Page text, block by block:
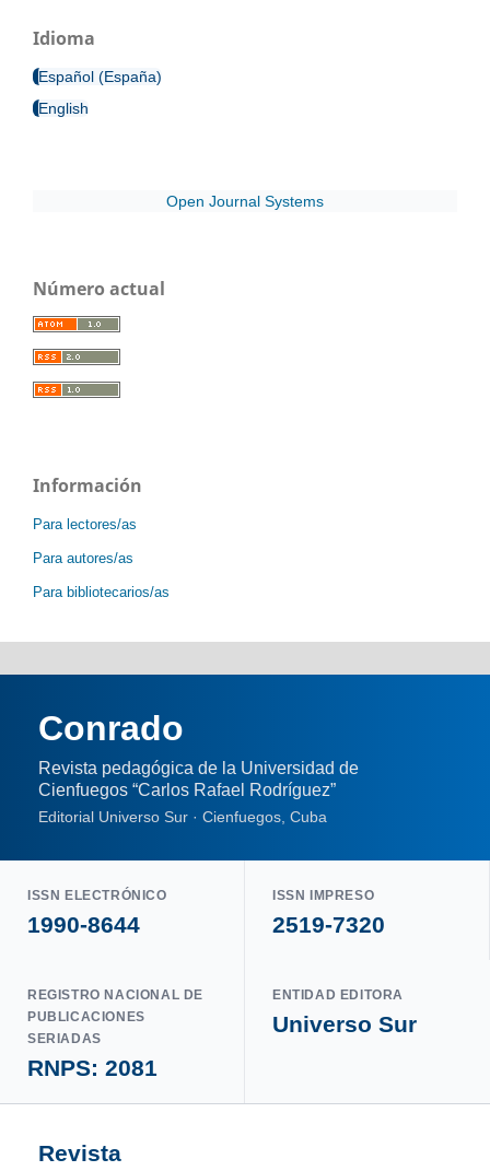
Idioma
Español (España)
English
Open Journal Systems
Número actual
Información
Para lectores/as
Para autores/as
Para bibliotecarios/as
Conrado
Revista pedagógica de la Universidad de
Cienfuegos “Carlos Rafael Rodríguez”
Editorial Universo Sur · Cienfuegos, Cuba
ISSN ELECTRÓNICO
1990-8644
ISSN IMPRESO
2519-7320
REGISTRO NACIONAL DE
PUBLICACIONES
SERIADAS
RNPS: 2081
ENTIDAD EDITORA
Universo Sur
Revista